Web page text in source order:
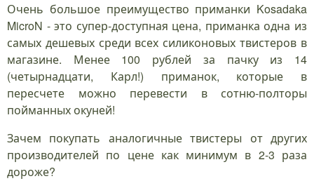
Очень большое преимущество приманки Kosadaka
MicroN - это супер-доступная цена, приманка одна из
самых дешевых среди всех силиконовых твистеров в
магазине. Менее 100 рублей за пачку из 14
(четырнадцати, Карл!) приманок, которые в
пересчете можно перевести в сотню-полторы
пойманных окуней!
Зачем покупать аналогичные твистеры от других
производителей по цене как минимум в 2-3 раза
дороже?